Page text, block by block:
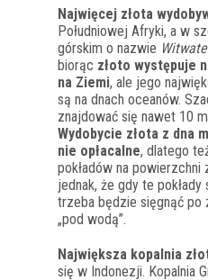
Najwięcej złota
Południowej Afryki, a w
górskim o nazwie
biorąc złoto występuje
na Ziemi, ale jego
są na dnach oceanów.
znajdować się nawet 10
Wydobycie złota z dna
nie opłacalne, dlatego
pokładów na powierzchni
jednak, że gdy te
trzeba będzie sięgnąć po
„pod wodą”.
Największa kopalnia
się w Indonezji. Kopalnia